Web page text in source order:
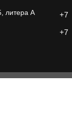
литера А +7
+7